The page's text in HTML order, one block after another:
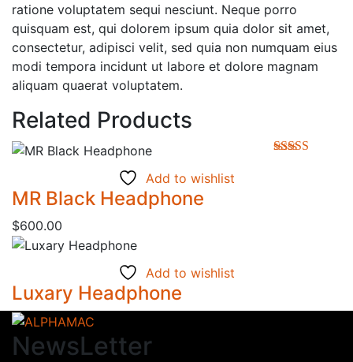
ratione voluptatem sequi nesciunt. Neque porro
quisquam est, qui dolorem ipsum quia dolor sit amet,
consectetur, adipisci velit, sed quia non numquam eius
modi tempora incidunt ut labore et dolore magnam
aliquam quaerat voluptatem.
Related Products
Add to wishlist
MR Black Headphone
$600.00
Add to wishlist
Luxary Headphone
NewsLetter